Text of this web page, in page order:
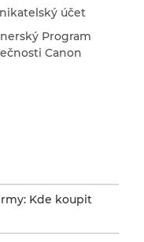
účet
Program
Canon
Kde koupit